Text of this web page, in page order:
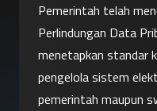
Pemerintah telah
Perlindungan Data
menetapkan standar
pengelola sistem
pemerintah maupun